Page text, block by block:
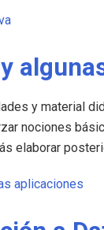
y material
nociones
elaborar
aplicaciones